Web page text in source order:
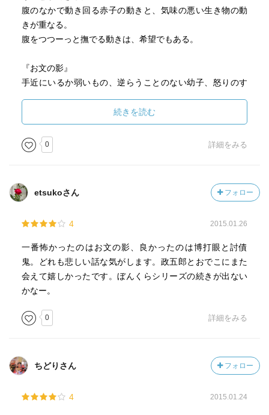
腹のなかで動き回る赤子の動きと、気味の悪い生き物の動
きが重なる。
腹をつつーっと撫でる動きは、希望でもある。
『お文の影』
手近にいるか弱いもの、逆らうことのない幼子、怒りのす
子をなすことが女の最大の使命とされるのであれば、子を
成せない女はただの用無し、価値なきもの。
情があったからこそ憎しみは倍になる。
勝手な論理に振り回され、母と子はそれぞれ地獄へ向かっ
嫌な話だ。
帰って行った影に耳がなかった、という一文が毛を逆立た
それでも、救いがあったことにホッとする。
それは自分がまだ、細い道の上を、子供の手を引いて渡っ
ていけることに対するものだったかもしれない。
妻のしのは加奈が二つになる頃に産後の肥立ちが悪くて死
んだ。
ある日加奈が化け猫の話をしていた。
笑って聞き流していたが、源五郎右衛門はその化け猫から
なんでも木槌が人を襲うというのだ。
続きを読む
0 詳細をみる
etsukoさん フォロー
4 2015.01.26
一番怖かったのはお文の影、良かったのは博打眼と討債
鬼。どれも悲しい話な気がします。政五郎とおでこにまた
会えて嬉しかったです。ぼんくらシリーズの続きが出ない
かなー。
0 詳細をみる
ちどりさん フォロー
4 2015.01.24